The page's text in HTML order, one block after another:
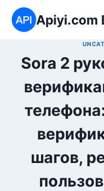
Перейти
содержимому
Apiyi.com
Sora 2
шагов,